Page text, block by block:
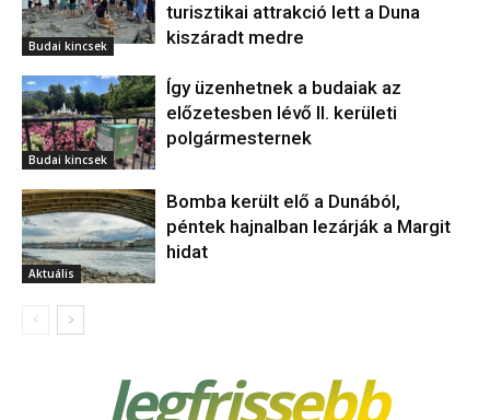
Budai kincsek
turisztikai attrakció lett a Duna
kiszáradt medre
Budai kincsek
Így üzenhetnek a budaiak az
előzetesben lévő II. kerületi
polgármesternek
Aktuális
Bomba került elő a Dunából,
péntek hajnalban lezárják a Margit
hidat
legfrissebb